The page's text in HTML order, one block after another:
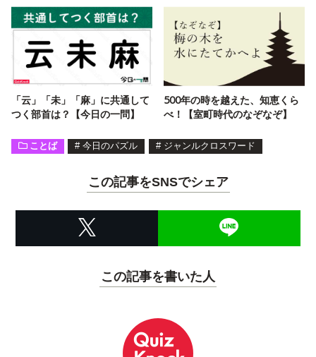
「云」「未」「麻」に共通して
つく部首は？【今日の一問】
500年の時を越えた、知恵くら
べ！【室町時代のなぞなぞ】
ことば # 今日のパズル # ジャンルクロスワード
この記事をSNSでシェア
この記事を書いた人